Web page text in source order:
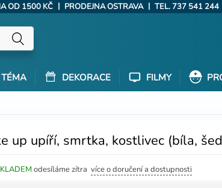
OD 1500 KČ | PRODEJNA OSTRAVA | TEL. 737 541 244
TÉMA DEKORACE FILMY
up upíří, smrtka, kostlivec (bíla,
odesíláme zítravíce o doručení a dostupnosti